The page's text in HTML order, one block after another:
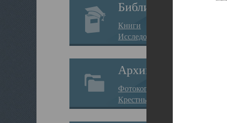
Библиотека
Книги
Исследования
Архив
Фотокопии дел
Крестные ходы